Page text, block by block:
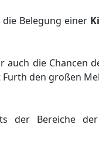
Belegung einer
auch die Chancen
den großen
der Bereiche der